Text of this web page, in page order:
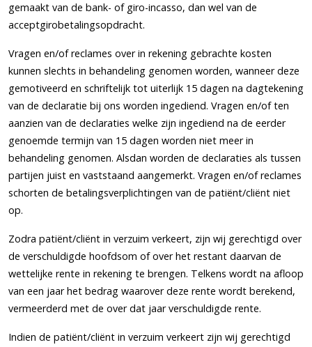
gemaakt van de bank- of giro-incasso, dan wel van de
acceptgirobetalingsopdracht.
Vragen en/of reclames over in rekening gebrachte kosten
kunnen slechts in behandeling genomen worden, wanneer deze
gemotiveerd en schriftelijk tot uiterlijk 15 dagen na dagtekening
van de declaratie bij ons worden ingediend. Vragen en/of ten
aanzien van de declaraties welke zijn ingediend na de eerder
genoemde termijn van 15 dagen worden niet meer in
behandeling genomen. Alsdan worden de declaraties als tussen
partijen juist en vaststaand aangemerkt. Vragen en/of reclames
schorten de betalingsverplichtingen van de patiënt/cliënt niet
op.
Zodra patiënt/cliënt in verzuim verkeert, zijn wij gerechtigd over
de verschuldigde hoofdsom of over het restant daarvan de
wettelijke rente in rekening te brengen. Telkens wordt na afloop
van een jaar het bedrag waarover deze rente wordt berekend,
vermeerderd met de over dat jaar verschuldigde rente.
Indien de patiënt/cliënt in verzuim verkeert zijn wij gerechtigd